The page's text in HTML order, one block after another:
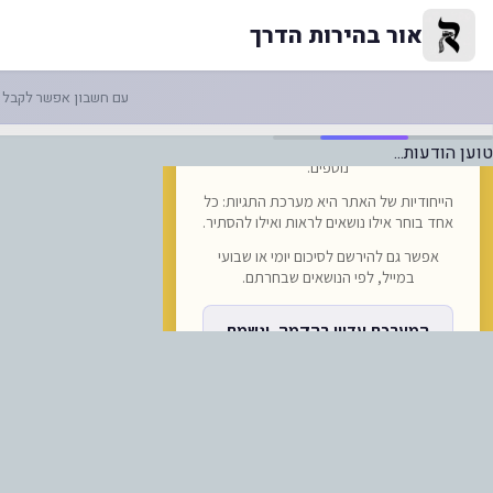
|-בשורה משמחת: הכנסת אורחים
אור בהירות הדרך
עם חשבון אפשר לקבל
טוען הודעות...